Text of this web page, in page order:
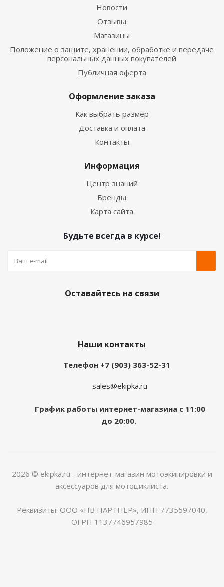
Новости
Отзывы
Магазины
Положение о защите, хранении, обработке и передаче
персональных данных покупателей
Публичная оферта
Оформление заказа
Как выбрать размер
Доставка и оплата
Контакты
Информация
Центр знаний
Бренды
Карта сайта
Будьте всегда в курсе!
Оставайтесь на связи
Наши контакты
Телефон +7 (903) 363-52-31
sales@ekipka.ru
График работы интернет-магазина с 11:00
до 20:00.
2026 © ekipka.ru - интернет-магазин мотоэкипировки и
аксессуаров для мотоциклиста.
Реквизиты: ООО «НВ ПАРТНЕР», ИНН 7735597040,
ОГРН 1137746957985